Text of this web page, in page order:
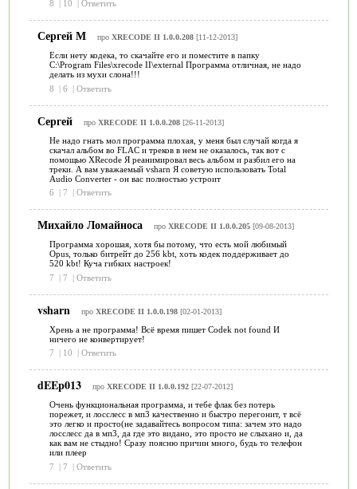
8
| 10 | Ответить
Сергей М про XRECODE II 1.0.0.208[11-12-2013]
Если нету кодека, то скачайте его и поместите в папку
C:\Program Files\xrecode II\external Программа отличная, не надо
делать из мухи слона!!!
8
| 6 | Ответить
Сергей про XRECODE II 1.0.0.208[26-11-2013]
Не надо гнать мол программа плохая, у меня был случай когда я
скачал альбом во FLAC и треков в нем не оказалось, так вот с
помощью XRecode Я реанимировал весь альбом и разбил его на
треки. А вам уважаемый vsharn Я советую использовать Total
Audio Converter - он вас полностью устроит
6
| 7 | Ответить
Михайло Ломайноса про XRECODE II 1.0.0.205[09-08-2013]
Программа хорошая, хотя бы потому, что есть мой любимый
Opus, только битрейт до 256 kbt, хоть кодек поддерживает до
520 kbt! Куча гибких настроек!
7
| 7 | Ответить
vsharn про XRECODE II 1.0.0.198[02-01-2013]
Хрень а не программа! Всё время пишет Codek not found И
ничего не конвертирует!
7
| 10 | Ответить
dEEp013 про XRECODE II 1.0.0.192[22-07-2012]
Очень функциональная программа, и тебе флак без потерь
порежет, и лосслесс в мп3 качественно и быстро перегонит, т всё
это легко и просто(не задавайтесь вопросом типа: зачем это надо
лосслесс да в мп3, да где это видано, это просто не слыхано и, да
как вам не стыдно! Сразу поясню причин много, будь то телефон
или плеер
7
| 7 | Ответить